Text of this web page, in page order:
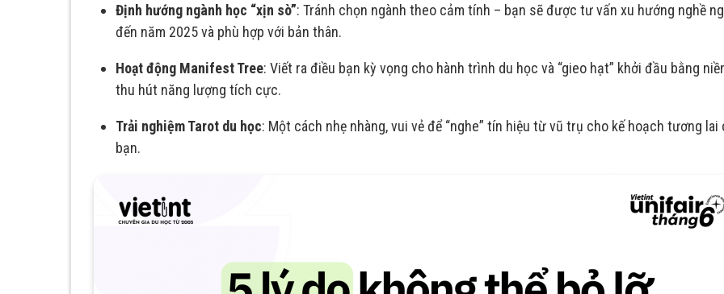
Định hướng ngành học “xịn sò”: Tránh chọn ngành theo cảm tính – bạn sẽ được tư vấn xu hướng nghề
đến năm 2025 và phù hợp với bản thân.
Hoạt động Manifest Tree: Viết ra điều bạn kỳ vọng cho hành trình du học và “gieo hạt” khởi đầu bằng
thu hút năng lượng tích cực.
Trải nghiệm Tarot du học: Một cách nhẹ nhàng, vui vẻ để “nghe” tín hiệu từ vũ trụ cho kế hoạch tương lai
bạn.